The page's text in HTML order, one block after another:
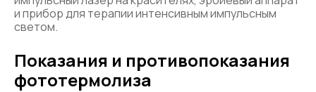
и прибор для терапии интенсивным импульсным
светом.
Показания и противопоказания
фототермолиза